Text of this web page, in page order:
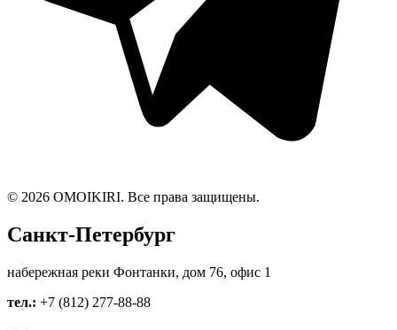
© 2026 OMOIKIRI. Все права защищены.
Санкт-Петербург
набережная реки Фонтанки, дом 76, офис 1
тел.: +7 (812) 277-88-88